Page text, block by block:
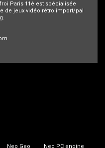
Paris 11è est spécialisée
de jeux vidéo rétro import/pal
Neo Geo Nec PC engine